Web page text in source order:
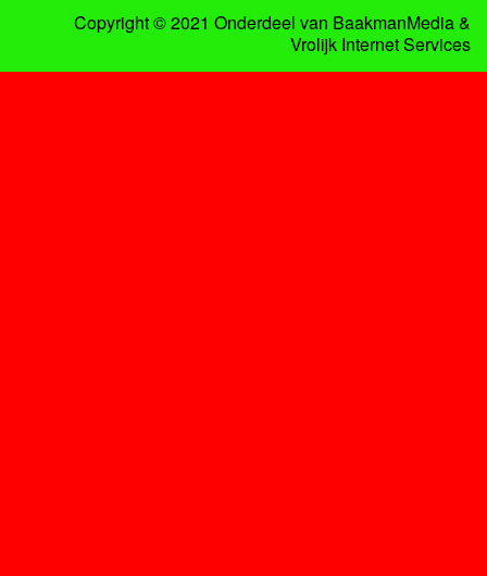
Copyright © 2021 Onderdeel van BaakmanMedia&
Vrolijk Internet Services